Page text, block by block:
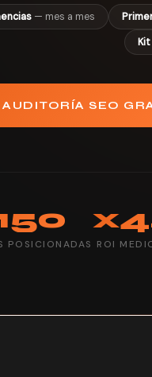
— mes a mes
Kit
SEO
POSICIONADAS ROI